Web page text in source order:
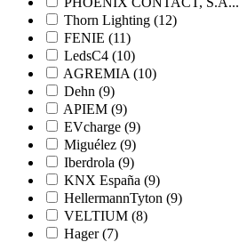
Thorn Lighting (12)
FENIE (11)
LedsC4 (10)
AGREMIA (10)
Dehn (9)
APIEM (9)
EVcharge (9)
Miguélez (9)
Iberdrola (9)
KNX España (9)
HellermannTyton (9)
VELTIUM (8)
Hager (7)